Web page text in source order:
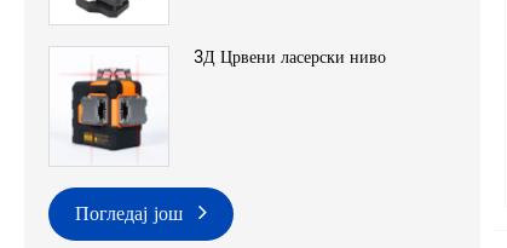
3Д Црвени ласерски ниво
Погледај још